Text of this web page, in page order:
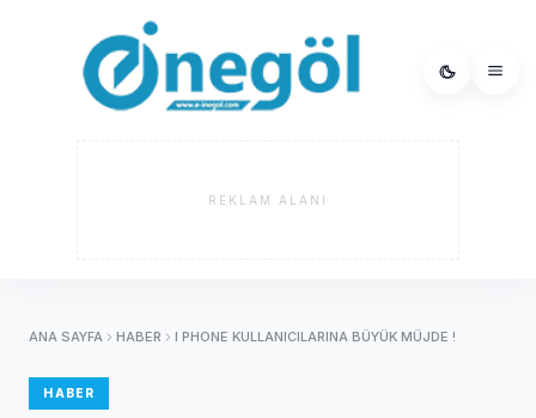
REKLAM ALANI
ANA SAYFA HABER I PHONE KULLANICILARINA BÜYÜK MÜJDE !
HABER